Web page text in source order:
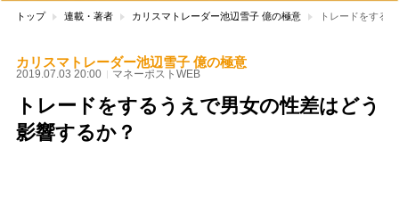
トップ 連載・著者 カリスマトレーダー池辺雪子 億の極意 トレードをする
カリスマトレーダー池辺雪子 億の極意
2019.07.03 20:00 マネーポストWEB
トレードをするうえで男女の性差はどう
影響するか？